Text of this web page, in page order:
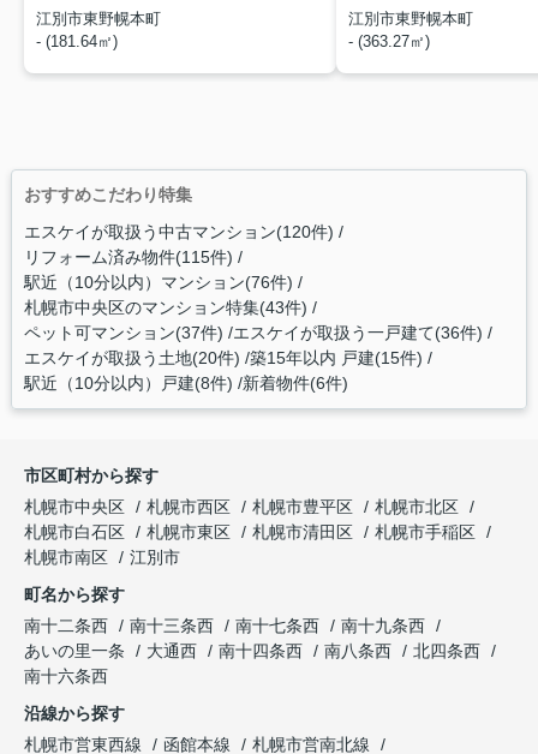
江別市東野幌本町
- (181.64㎡)
江別市東野幌本町
- (363.27㎡)
おすすめこだわり特集
エスケイが取扱う中古マンション(120件)
リフォーム済み物件(115件)
駅近（10分以内）マンション(76件)
札幌市中央区のマンション特集(43件)
ペット可マンション(37件) エスケイが取扱う一戸建て(36件)
エスケイが取扱う土地(20件) 築15年以内 戸建(15件)
駅近（10分以内）戸建(8件) 新着物件(6件)
市区町村から探す
札幌市中央区
札幌市西区 札幌市豊平区
札幌市北区
札幌市白石区
札幌市東区 札幌市清田区
札幌市手稲区
札幌市南区
江別市
町名から探す
南十二条西
南十三条西 南十七条西
南十九条西
あいの里一条
大通西 南十四条西 南八条西
北四条西
南十六条西
沿線から探す
札幌市営東西線
函館本線
札幌市営南北線